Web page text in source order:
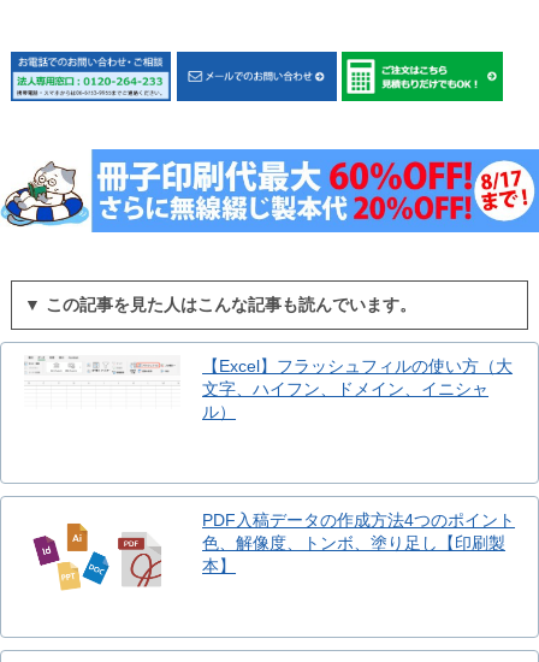
▼ この記事を見た人はこんな記事も読んでいます。
【Excel】フラッシュフィルの使い方（大
文字、ハイフン、ドメイン、イニシャ
ル）
PDF入稿データの作成方法4つのポイント
色、解像度、トンボ、塗り足し【印刷製
本】